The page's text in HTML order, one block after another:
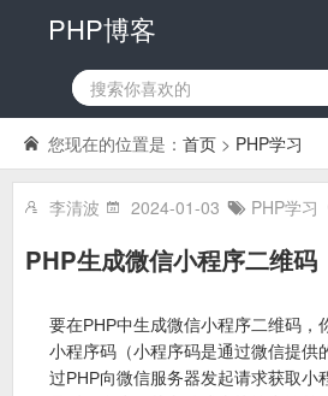
PHP博客
您现在的位置是： 首页 > PHP学习
李清波 2024-01-03 PHP学习
PHP生成微信小程序二维码
要在PHP中生成微信小程序二维码，
小程序码（小程序码是通过微信提供
过PHP向微信服务器发起请求获取小